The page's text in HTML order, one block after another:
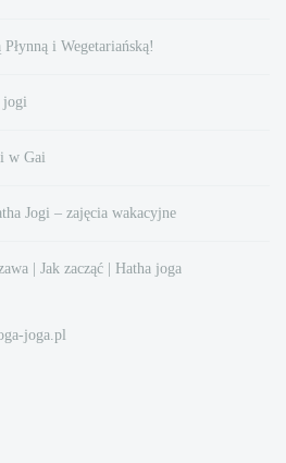
i Wegetariańską!
jogi
w Gai
Jogi – zajęcia wakacyjne
| Jak zacząć | Hatha joga
joga.pl